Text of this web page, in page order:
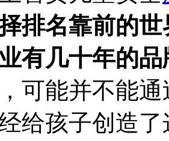
排名靠前的
有几十年的
可能并不能通
给孩子创造